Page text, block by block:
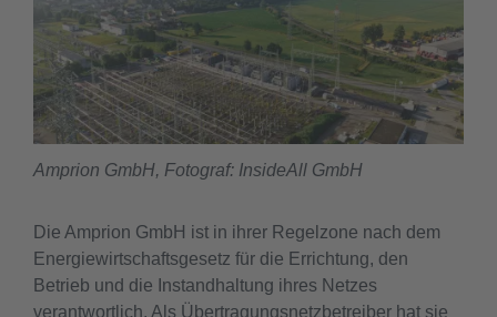
Amprion GmbH, Fotograf: InsideAll GmbH
Die Amprion GmbH ist in ihrer Regelzone nach dem
Energiewirtschaftsgesetz für die Errichtung, den
Betrieb und die Instandhaltung ihres Netzes
verantwortlich. Als Übertragungsnetzbetreiber hat sie